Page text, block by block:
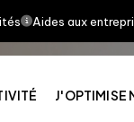
a fait l'objet
Aides aux
J'OPTIMISE